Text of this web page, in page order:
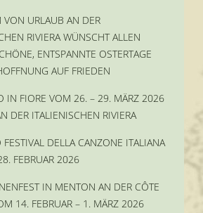
VON URLAUB AN DER
RIVIERA WÜNSCHT ALLEN
ENTSPANNTE OSTERTAGE
AUF FRIEDEN
IN FIORE VOM 26. – 29. MÄRZ 2026
DER ITALIENISCHEN RIVIERA
FESTIVAL DELLA CANZONE ITALIANA
FEBRUAR 2026
IN MENTON AN DER CÔTE
14. FEBRUAR – 1. MÄRZ 2026